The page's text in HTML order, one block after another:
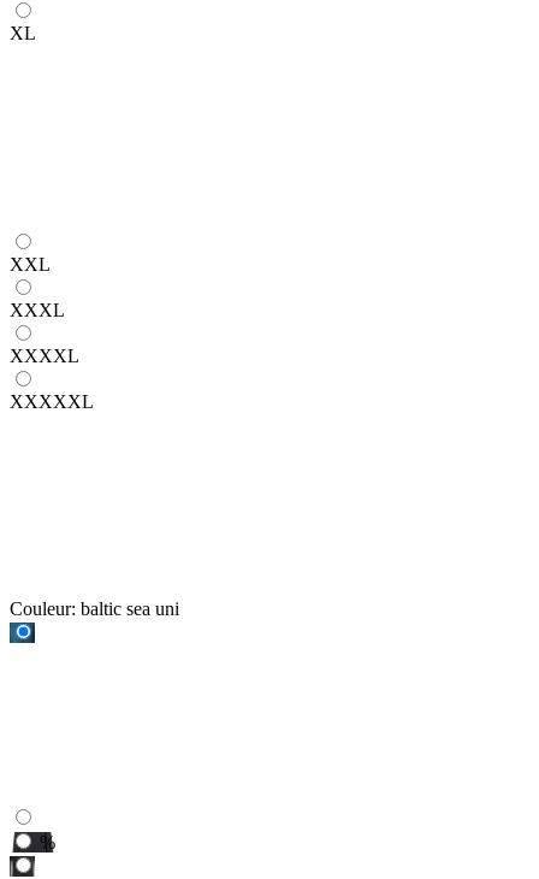
XL
XXL
XXXL
XXXXL
XXXXXL
Couleur: baltic sea uni
%